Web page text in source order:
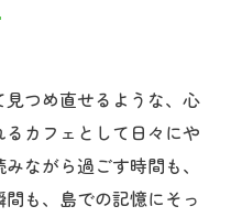
つめ直せるような、心
カフェとして日々にや
ながら過ごす時間も、
も、島での記憶にそっ